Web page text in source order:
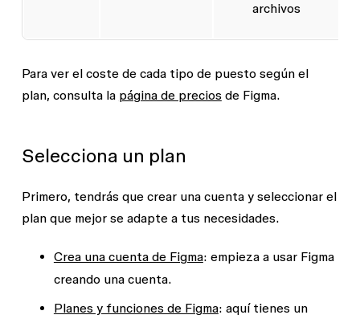
archivos
Para ver el coste de cada tipo de puesto según el
plan, consulta la página de preciosde Figma.
Selecciona un plan
Primero, tendrás que crear una cuenta y seleccionar el
plan que mejor se adapte a tus necesidades.
Crea una cuenta de Figma: empieza a usar Figma
creando una cuenta.
Planes y funciones de Figma: aquí tienes un